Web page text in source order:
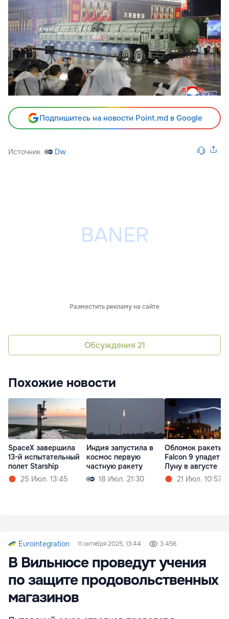
Подпишитесь на новости Point.md в Google
Источник Dw
Разместить рекламу на сайте
Обсуждения 21
Похожие новости
SpaceX завершила
13-й испытательный
полет Starship
25 Июл. 13:45
Индия запустила в
космос первую
частную ракету
18 Июл. 21:30
Обломок ракеты
Falcon 9 упадет
Луну в августе
21 Июл. 10:57
Eurointegration 11 октября 2025, 13:44 3 456
В Вильнюсе проведут учения
по защите продовольственных
магазинов